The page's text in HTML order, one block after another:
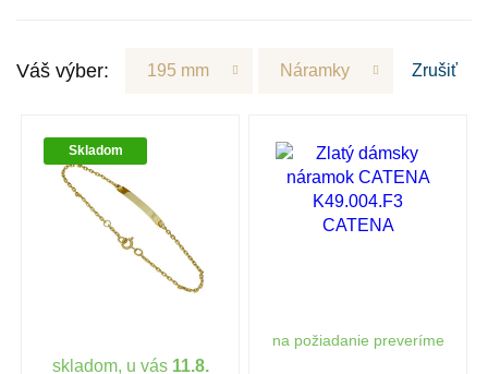
Váš výber: 195 mm Náramky Zrušiť
Skladom
skladom, u vás 11.8.
na požiadanie preveríme